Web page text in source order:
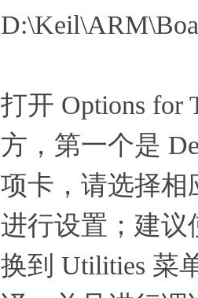
打开 Options for
方，第一个是
项卡，请选择相
进行设置；建议
换到 Utilities 菜